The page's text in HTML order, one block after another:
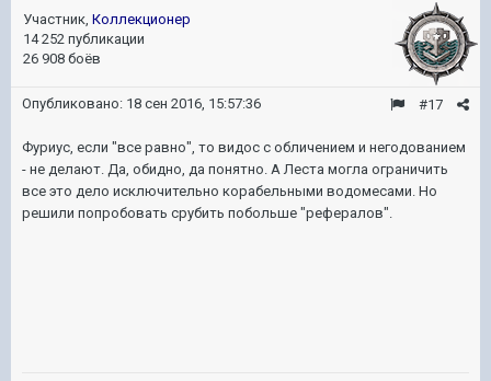
Участник, Коллекционер
14 252 публикации
26 908 боёв
#17
Опубликовано: 18 сен 2016, 15:57:36
Фуриус, если "все равно", то видос с обличением и негодованием
- не делают. Да, обидно, да понятно. А Леста могла ограничить
все это дело исключительно корабельными водомесами. Но
решили попробовать срубить побольше "рефералов".